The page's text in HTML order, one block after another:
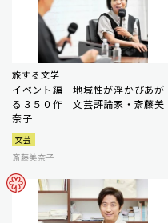
旅する文学
イベント編 地域性が浮かびあが
る３５０作 文芸評論家・斎藤美
奈子
文芸
斎藤美奈子